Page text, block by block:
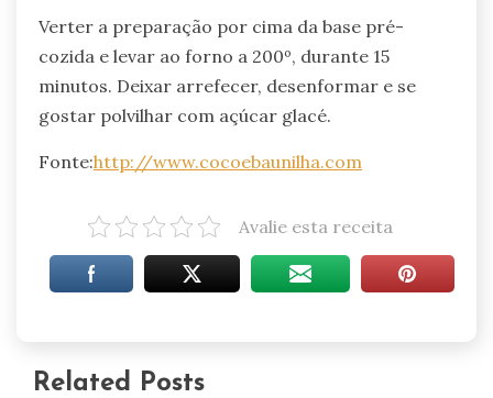
Verter a preparação por cima da base pré-
cozida e levar ao forno a 200º, durante 15
minutos. Deixar arrefecer, desenformar e se
gostar polvilhar com açúcar glacé.
Fonte:http://www.cocoebaunilha.com
Avalie esta receita
Related Posts